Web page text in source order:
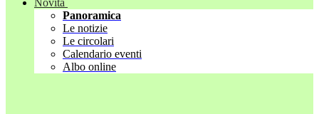
Novità
Panoramica
Le notizie
Le circolari
Calendario eventi
Albo online